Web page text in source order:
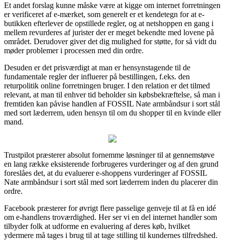
Et andet forslag kunne måske være at kigge om internet forretningen
er verificeret af e-mærket, som generelt er et kendetegn for at e-
butikken efterlever de opstillede regler, og at netshoppen en gang i
mellem revurderes af jurister der er meget bekendte med lovene på
området. Derudover giver det dig mulighed for støtte, for så vidt du
møder problemer i processen med din ordre.
Desuden er det prisværdigt at man er hensynstagende til de
fundamentale regler der influerer på bestillingen, f.eks. den
returpolitik online forretningen bruger. I den relation er det tilmed
relevant, at man til enhver tid beholder sin købsbekræftelse, så man i
fremtiden kan påvise handlen af FOSSIL Nate armbåndsur i sort stål
med sort læderrem, uden hensyn til om du shopper til en kvinde eller
mand.
Trustpilot præsterer absolut fornemme løsninger til at gennemstøve
en lang række eksisterende forbrugeres vurderinger og af den grund
foreslåes det, at du evaluerer e-shoppens vurderinger af FOSSIL
Nate armbåndsur i sort stål med sort læderrem inden du placerer din
ordre.
Facebook præsterer for øvrigt flere passelige genveje til at få en idé
om e-handlens troværdighed. Her ser vi en del internet handler som
tilbyder folk at udforme en evaluering af deres køb, hvilket
ydermere må tages i brug til at tage stilling til kundernes tilfredshed.